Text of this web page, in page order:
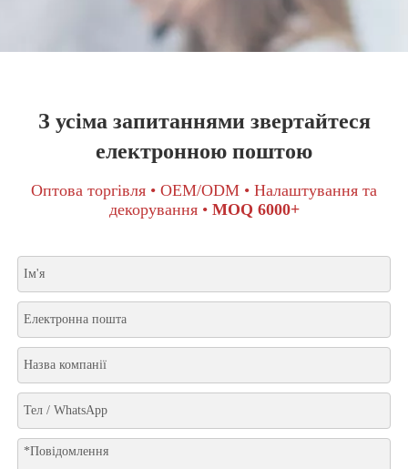
З усіма запитаннями звертайтеся
електронною поштою
Оптова торгівля • OEM/ODM • Налаштування та
декорування • MOQ 6000+